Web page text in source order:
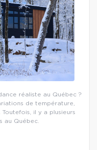
réaliste au Québec ?
de température,
il y a plusieurs
au Québec.